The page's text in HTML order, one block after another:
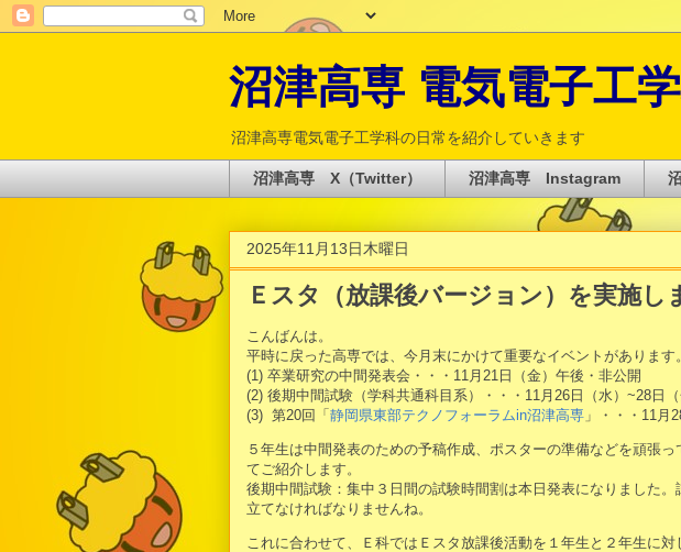
沼津高専 電気電子工
沼津高専電気電子工学科の日常を紹介していきます
沼津高専 X（Twitter） 沼津高専 Instagram
2025年11月13日木曜日
Ｅスタ（放課後バージョン）を実施し
こんばんは。
平時に戻った高専では、今月末にかけて重要なイベントがあります。
(1) 卒業研究の中間発表会・・・11月21日（金）午後・非公開
(2) 後期中間試験（学科共通科目系）・・・11月26日（水）~28日（
(3) 第20回「 静岡県東部テクノフォーラムin沼津高専 」・・・11月
５年生は中間発表のための予稿作成、ポスターの準備などを頑張
てご紹介します。
後期中間試験：集中３日間の試験時間割は本日発表になりました。
立てなければなりませんね。
これに合わせて、Ｅ科ではＥスタ放課後活動を１年生と２年生に